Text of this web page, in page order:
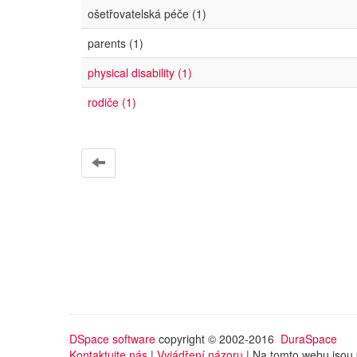
ošetřovatelská péče (1)
parents (1)
physical disability (1)
rodiče (1)
DSpace software copyright © 2002-2016 DuraSpace